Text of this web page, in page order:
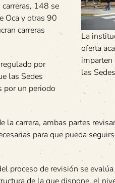
La
oferta
imparten
las
148 se
Oca y otras 90
carreras
por
las Sedes
por un periodo
la carrera, ambas partes
para que pueda
proceso de revisión se